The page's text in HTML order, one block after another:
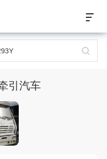
页
引汽车